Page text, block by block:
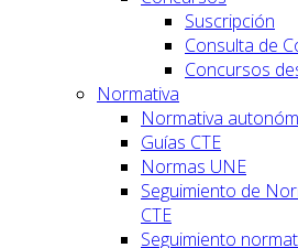
Suscripción
Consulta de
Concursos
Normativa
Normativa
Guías CTE
Normas UNE
Seguimiento de
CTE
Seguimiento